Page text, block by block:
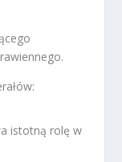
istotną rolę w